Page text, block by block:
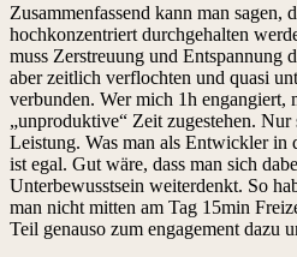
Zusammenfassend kann man sagen,
hochkonzentriert durchgehalten
muss Zerstreuung und Entspannung
aber zeitlich verflochten und quasi
verbunden. Wer mich 1h engangiert,
„unproduktive“ Zeit zugestehen.
Leistung. Was man als Entwickler in
ist egal. Gut wäre, dass man sich
Unterbewusstsein weiterdenkt. So
man nicht mitten am Tag 15min
Teil genauso zum engagement dazu